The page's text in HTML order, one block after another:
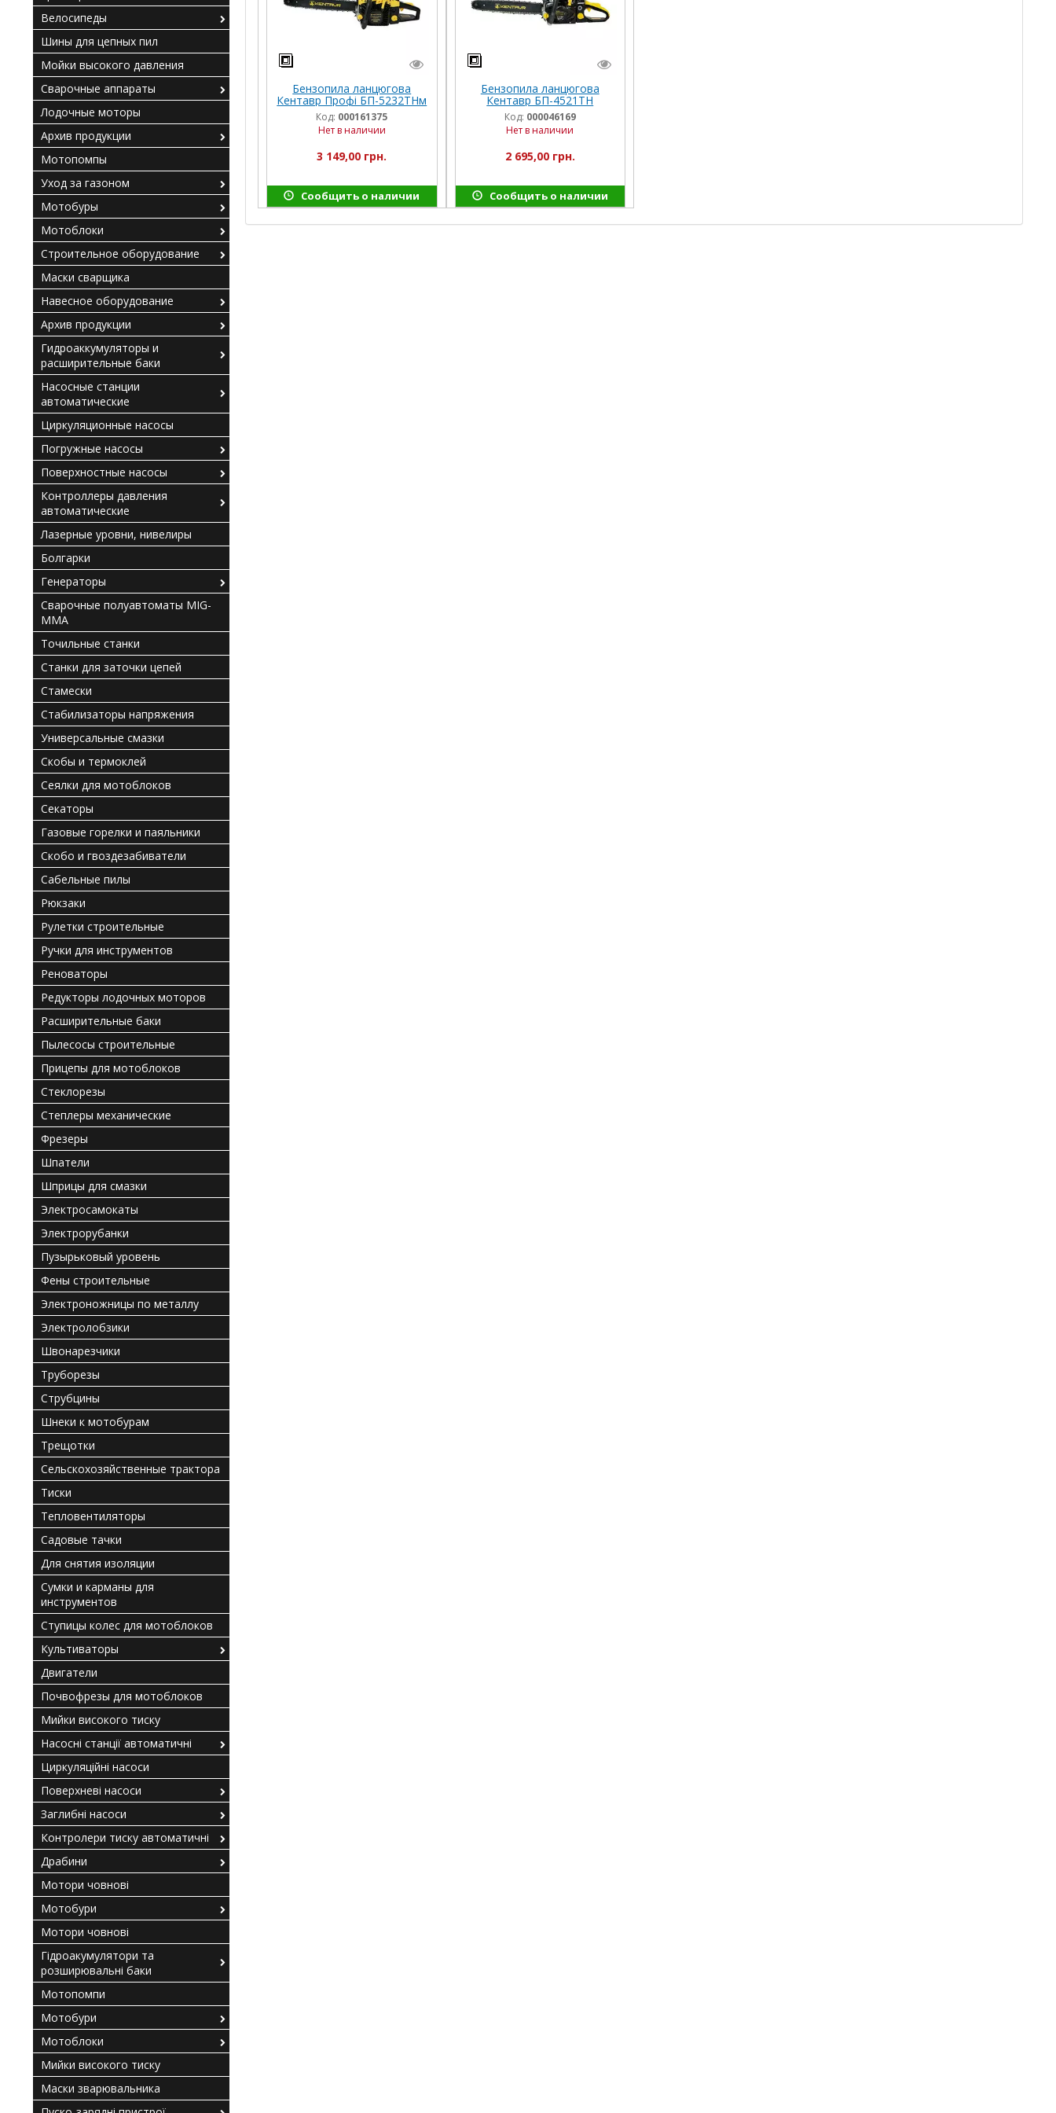
Бензопила ланцюгова
Кентавр Профі БП-5232ТНм
Код: 000161375
Нет в наличии
3 149,00 грн.
Сообщить о наличии
Бензопила ланцюгова
Кентавр БП-4521ТН
Код: 000046169
Нет в наличии
2 695,00 грн.
Сообщить о наличии
Велосипеды
Шины для цепных пил
Мойки высокого давления
Сварочные аппараты
Лодочные моторы
Архив продукции
Мотопомпы
Уход за газоном
Мотобуры
Мотоблоки
Строительное оборудование
Маски сварщика
Навесное оборудование
Архив продукции
Гидроаккумуляторы и
расширительные баки
Насосные станции
автоматические
Циркуляционные насосы
Погружные насосы
Поверхностные насосы
Контроллеры давления
автоматические
Лазерные уровни, нивелиры
Болгарки
Генераторы
Сварочные полуавтоматы MIG-
MMA
Точильные станки
Станки для заточки цепей
Стамески
Стабилизаторы напряжения
Универсальные смазки
Скобы и термоклей
Сеялки для мотоблоков
Секаторы
Газовые горелки и паяльники
Скобо и гвоздезабиватели
Сабельные пилы
Рюкзаки
Рулетки строительные
Ручки для инструментов
Реноваторы
Редукторы лодочных моторов
Расширительные баки
Пылесосы строительные
Прицепы для мотоблоков
Стеклорезы
Степлеры механические
Фрезеры
Шпатели
Шприцы для смазки
Электросамокаты
Электрорубанки
Пузырьковый уровень
Фены строительные
Электроножницы по металлу
Электролобзики
Швонарезчики
Труборезы
Струбцины
Шнеки к мотобурам
Трещотки
Сельскохозяйственные трактора
Тиски
Тепловентиляторы
Садовые тачки
Для снятия изоляции
Сумки и карманы для
инструментов
Ступицы колес для мотоблоков
Культиваторы
Двигатели
Почвофрезы для мотоблоков
Мийки високого тиску
Насосні станції автоматичні
Циркуляційні насоси
Поверхневі насоси
Заглибні насоси
Контролери тиску автоматичні
Драбини
Мотори човнові
Мотобури
Мотори човнові
Гідроакумулятори та
розширювальні баки
Мотопомпи
Мотобури
Мотоблоки
Мийки високого тиску
Маски зварювальника